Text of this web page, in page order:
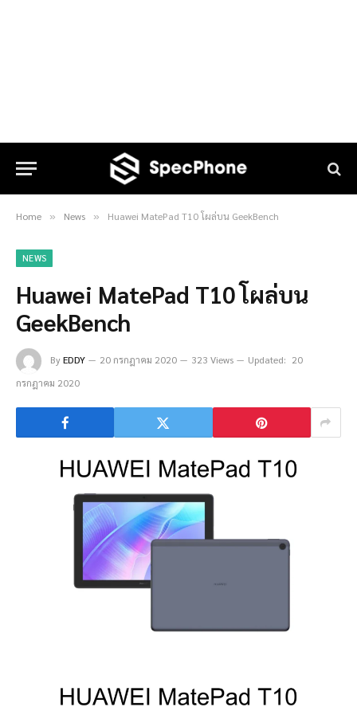
Home » News » Huawei MatePad T10 โผล่บน GeekBench
NEWS
Huawei MatePad T10 โผล่บน
GeekBench
ByEDDY 20 กรกฎาคม 2020 323 Views Updated: 20
กรกฎาคม 2020